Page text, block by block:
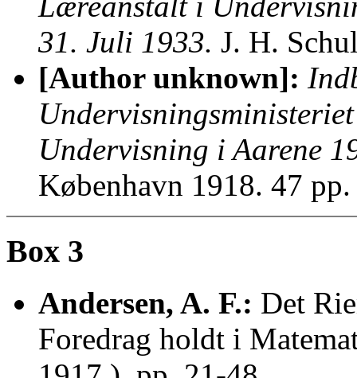
31. Juli 1933. J. H.
[Author unknown]:
Undervisning i Aarene
København 1918. 47 pp.
Box 3
Andersen, A. F.: Det
Foredrag holdt i